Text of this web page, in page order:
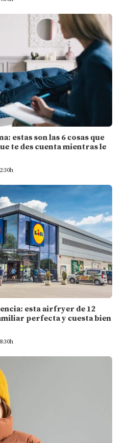
estas son las 6 cosas que
te des cuenta mientras le
esta airfryer de 12
perfecta y cuesta bien